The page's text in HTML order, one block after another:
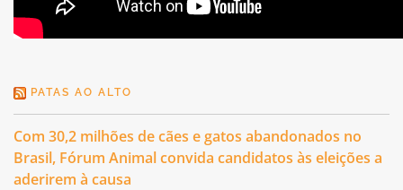
PATAS AO ALTO
Com 30,2 milhões de cães e gatos abandonados no
Brasil, Fórum Animal convida candidatos às eleições a
aderirem à causa